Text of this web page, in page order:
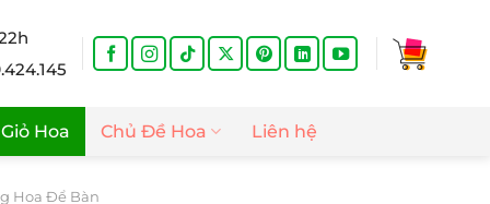
Giỏ Hoa Chủ Đề Hoa Liên hệ
Hoa Để Bàn